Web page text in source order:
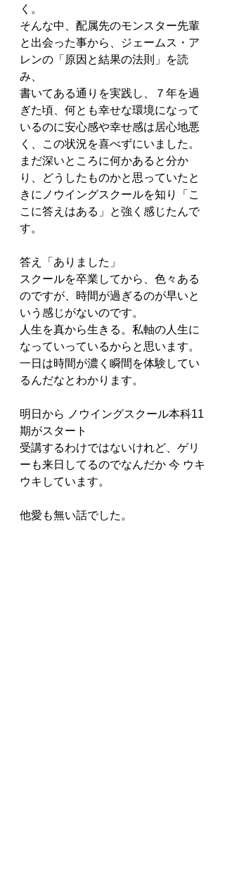
く。
そんな中、配属先のモンスター先輩
と出会った事から、ジェームス・ア
レンの「原因と結果の法則」を読
み、
書いてある通りを実践し、７年を過
ぎた頃、何とも幸せな環境になって
いるのに安心感や幸せ感は居心地悪
く、この状況を喜べずにいました。
まだ深いところに何かあると分か
り、どうしたものかと思っていたと
きにノウイングスクールを知り「こ
こに答えはある」と強く感じたんで
す。
答え「ありました」
スクールを卒業してから、色々ある
のですが、時間が過ぎるのが早いと
いう感じがないのです。
人生を真から生きる。私軸の人生に
なっていっているからと思います。
一日は時間が濃く瞬間を体験してい
るんだなとわかります。
明日から ノウイングスクール本科11
期がスタート
受講するわけではないけれど、ゲリ
ーも来日してるのでなんだか 今 ウキ
ウキしています。
他愛も無い話でした。